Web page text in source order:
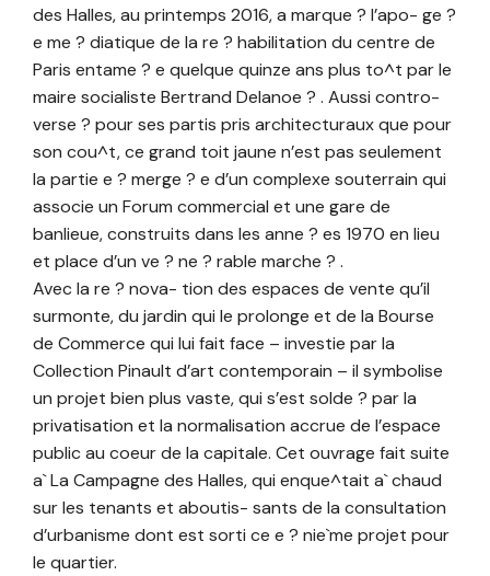
des Halles, au printemps 2016, a marque ? l’apo- ge ?
e me ? diatique de la re ? habilitation du centre de
Paris entame ? e quelque quinze ans plus to^t par le
maire socialiste Bertrand Delanoe ? . Aussi contro-
verse ? pour ses partis pris architecturaux que pour
son cou^t, ce grand toit jaune n’est pas seulement
la partie e ? merge ? e d’un complexe souterrain qui
associe un Forum commercial et une gare de
banlieue, construits dans les anne ? es 1970 en lieu
et place d’un ve ? ne ? rable marche ? .
Avec la re ? nova- tion des espaces de vente qu’il
surmonte, du jardin qui le prolonge et de la Bourse
de Commerce qui lui fait face – investie par la
Collection Pinault d’art contemporain – il symbolise
un projet bien plus vaste, qui s’est solde ? par la
privatisation et la normalisation accrue de l’espace
public au coeur de la capitale. Cet ouvrage fait suite
a` La Campagne des Halles, qui enque^tait a` chaud
sur les tenants et aboutis- sants de la consultation
d’urbanisme dont est sorti ce e ? nie`me projet pour
le quartier.